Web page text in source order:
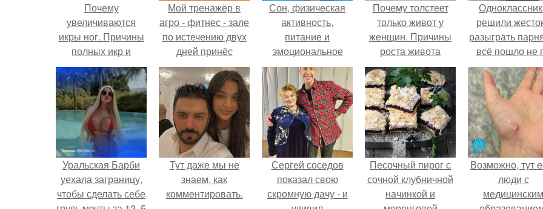
Почему
увеличиваются
икры ног. Причины
полных икр и
варианты, как
сделать икры ног
тоньше.
Мой тренажёр в
агро - фитнес - зале
по истечению двух
дней принёс
ощутимый
результат.
Сон, физическая
активность,
питание и
эмоциональное
состояние!
Почему толстеет
только живот у
женщин. Причины
роста живота
решили
разыграть
всё пошло не
плану.
Уральская Барби
уехала заграницу,
чтобы сделать себе
Тут даже мы не
знаем, как
комментировать.
Сергей соседов
показал свою
скромную дачу - и
Песочный пирог с
сочной клубничной
начинкой и
Возможно, тут
люди с
медицинским